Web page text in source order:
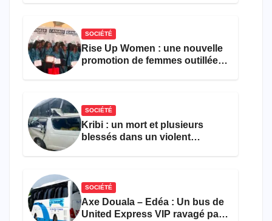
SOCIÉTÉ
Rise Up Women : une nouvelle
promotion de femmes outillées
SOCIÉTÉ
Kribi : un mort et plusieurs
blessés dans un violent
SOCIÉTÉ
Axe Douala – Edéa : Un bus de
United Express VIP ravagé par